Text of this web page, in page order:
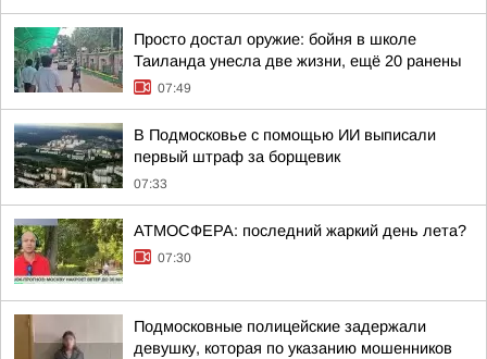
Просто достал оружие: бойня в школе
Таиланда унесла две жизни, ещё 20 ранены
07:49
В Подмосковье с помощью ИИ выписали
первый штраф за борщевик
07:33
АТМОСФЕРА: последний жаркий день лета?
07:30
Подмосковные полицейские задержали
девушку, которая по указанию мошенников